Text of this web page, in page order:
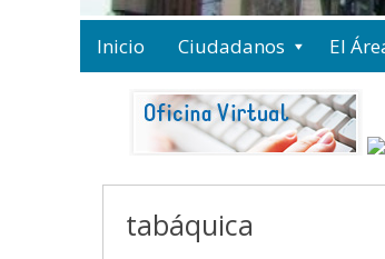
Inicio Ciudadanos El
tabáquica